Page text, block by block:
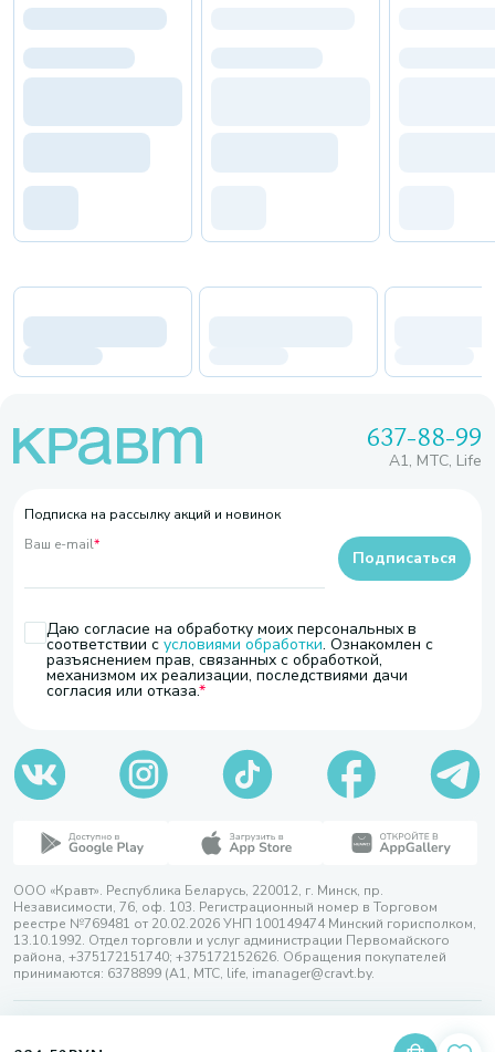
637-88-99
A1, МТС, Life
Подписка на рассылку акций и новинок
Ваш e-mail*
Даю согласие на обработку моих персональных в
соответствии с условиями обработки. Ознакомлен с
разъяснением прав, связанных с обработкой,
механизмом их реализации, последствиями дачи
согласия или отказа.
Подписаться
ООО «Кравт». Республика Беларусь, 220012, г. Минск, пр.
Независимости, 76, оф. 103. Регистрационный номер в Торговом
реестре №769481 от 20.02.2026 УНП 100149474 Минский горисполком,
13.10.1992. Отдел торговли и услуг администрации Первомайского
района, +375172151740; +375172152626. Обращения покупателей
принимаются: 6378899 (А1, МТС, life, imanager@cravt.by.